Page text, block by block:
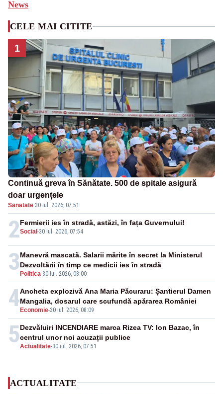
News
CELE MAI CITITE
1
Continuă greva în Sănătate. 500 de spitale asigură
doar urgențele
Sanatate·30 iul. 2026, 07:51
2Social-30 iul. 2026, 07:54
Fermierii ies în stradă, astăzi, în fața Guvernului!
3Politica-30 iul. 2026, 08:00
Manevră mascată. Salarii mărite în secret la Ministerul
Dezvoltării în timp ce medicii ies în stradă
4Economie-30 iul. 2026, 08:09
Ancheta explozivă Ana Maria Păcuraru: Șantierul Damen
Mangalia, dosarul care scufundă apărarea României
5Actualitate-30 iul. 2026, 07:51
Dezvăluiri INCENDIARE marca Rizea TV: Ion Bazac, în
centrul unor noi acuzații publice
ACTUALITATE